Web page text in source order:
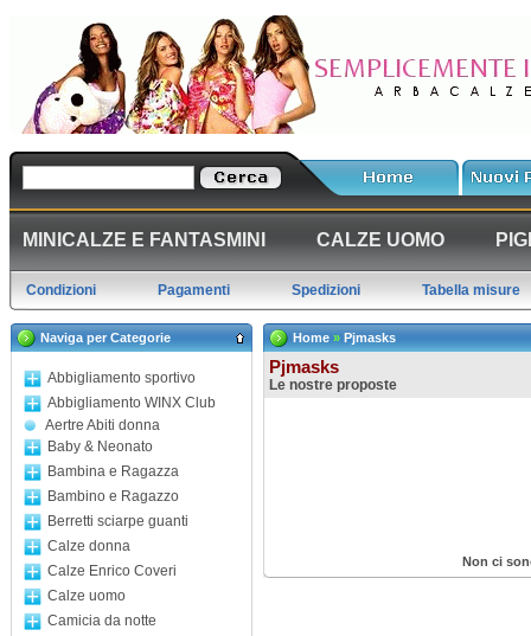
MINICALZE E FANTASMINI CALZE UOMO
Condizioni Pagamenti Spedizioni Tabella misure
Naviga per Categorie
Abbigliamento sportivo
Abbigliamento WINX Club
Aertre Abiti donna
Baby & Neonato
Bambina e Ragazza
Bambino e Ragazzo
Berretti sciarpe guanti
Calze donna
Calze Enrico Coveri
Calze uomo
Camicia da notte
Home » Pjmasks
Pjmasks
Le nostre proposte
Non ci